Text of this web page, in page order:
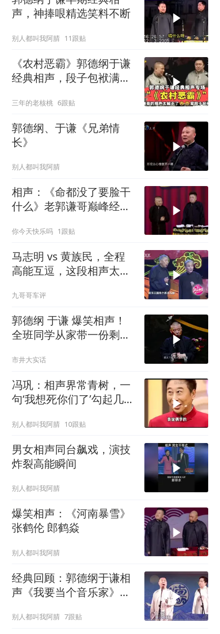
声，神捧哏精选笑料不断
别人都叫我阿腈 11跟贴
《农村恶霸》郭德纲于谦
经典相声，段子包袱满
三年的老核桃 6跟贴
郭德纲、于谦《兄弟情
长》
别人都叫我阿腈
相声：《命都没了要脸干
什么》老郭谦哥巅峰经典
你今天快乐吗 1跟贴
马志明 vs 黄族民，全程
高能互逗，这段相声太逗
九哥哥车评
郭德纲 于谦 爆笑相声！
全班同学从家带一份剩
垃圾桶了？
市井大实话
冯巩：相声界常青树，一
句‘我想死你们了’勾起几代
别人都叫我阿腈 10跟贴
男女相声同台飙戏，演技
炸裂高能瞬间
别人都叫我阿腈
爆笑相声：《河南暴雪》
张鹤伦 郎鹤焱
别人都叫我阿腈
经典回顾：郭德纲于谦相
声《我要当个音乐家》幽
别人都叫我阿腈 7跟贴